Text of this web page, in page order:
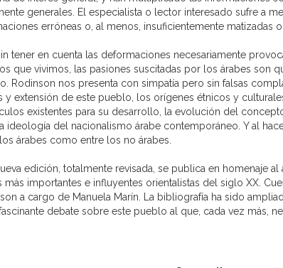
generales. El especialista o lector interesado sufre a
erróneas o, al menos, insuficientemente matizadas
tener en cuenta las deformaciones necesariamente
que vivimos, las pasiones suscitadas por los árabes son
Rodinson nos presenta con simpatía pero sin falsas
y extensión de este pueblo, los orígenes étnicos y
existentes para su desarrollo, la evolución del
ideología del nacionalismo árabe contemporáneo. Y al
árabes como entre los no árabes.
edición, totalmente revisada, se publica en homenaje
más importantes e influyentes orientalistas del siglo XX.
a cargo de Manuela Marín. La bibliografía ha sido
debate sobre este pueblo al que, cada vez más,